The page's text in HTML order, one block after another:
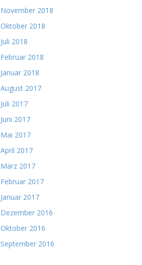
November 2018
Oktober 2018
Juli 2018
Februar 2018
Januar 2018
August 2017
Juli 2017
Juni 2017
Mai 2017
April 2017
März 2017
Februar 2017
Januar 2017
Dezember 2016
Oktober 2016
September 2016